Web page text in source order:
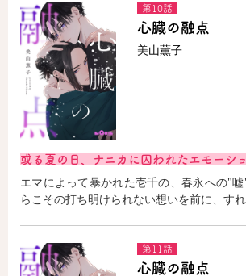
第10話
心臓の融点
美山薫子
或る夏の日、ナニカに囚われたエモーシ
エマによって暴かれた壱千の、春永への"
らこその打ち明けられない想いを前に、
第11話
心臓の融点